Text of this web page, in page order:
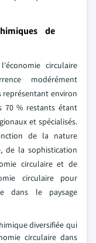
de
circulaire
modérément
représentant environ
70 % restants étant
et spécialisés.
de la nature
de la sophistication
circulaire et de
circulaire pour
dans le paysage
diversifiée qui
circulaire dans